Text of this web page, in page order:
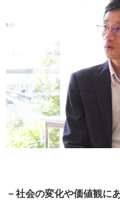
－社会の変化や価値観に